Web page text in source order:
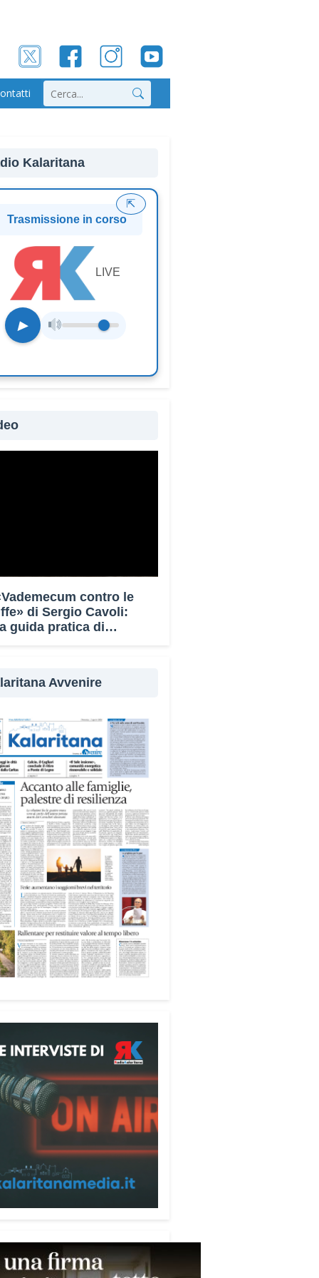
Cerca
Kalaritana
Trasmissione in corso
LIVE
▶
⇱
alle telefonate
pubblicazione di servizio
alla prevenzione delle
ai danni degli anziani e delle
più fragili. Si tratta del
contro le truffe,
più vulnerabili. «L’idea di
il Vademecum – ha detto
contro le
di Sergio Cavoli:
guida pratica di
Avvenire